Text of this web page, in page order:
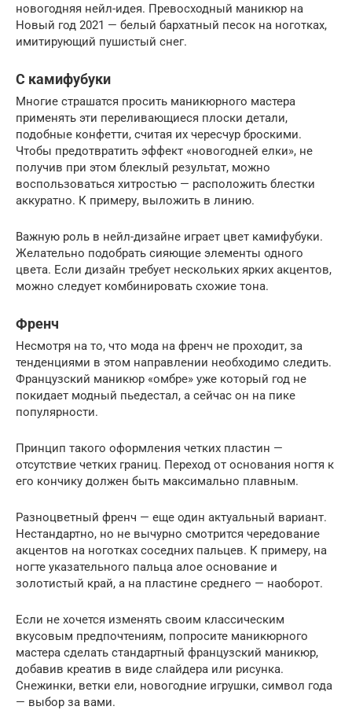
новогодняя нейл-идея. Превосходный маникюр на
Новый год 2021 — белый бархатный песок на ноготках,
имитирующий пушистый снег.
С камифубуки
Многие страшатся просить маникюрного мастера
применять эти переливающиеся плоски детали,
подобные конфетти, считая их чересчур броскими.
Чтобы предотвратить эффект «новогодней елки», не
получив при этом блеклый результат, можно
воспользоваться хитростью — расположить блестки
аккуратно. К примеру, выложить в линию.
Важную роль в нейл-дизайне играет цвет камифубуки.
Желательно подобрать сияющие элементы одного
цвета. Если дизайн требует нескольких ярких акцентов,
можно следует комбинировать схожие тона.
Френч
Несмотря на то, что мода на френч не проходит, за
тенденциями в этом направлении необходимо следить.
Французский маникюр «омбре» уже который год не
покидает модный пьедестал, а сейчас он на пике
популярности.
Принцип такого оформления четких пластин —
отсутствие четких границ. Переход от основания ногтя к
его кончику должен быть максимально плавным.
Разноцветный френч — еще один актуальный вариант.
Нестандартно, но не вычурно смотрится чередование
акцентов на ноготках соседних пальцев. К примеру, на
ногте указательного пальца алое основание и
золотистый край, а на пластине среднего — наоборот.
Если не хочется изменять своим классическим
вкусовым предпочтениям, попросите маникюрного
мастера сделать стандартный французский маникюр,
добавив креатив в виде слайдера или рисунка.
Снежинки, ветки ели, новогодние игрушки, символ года
— выбор за вами.